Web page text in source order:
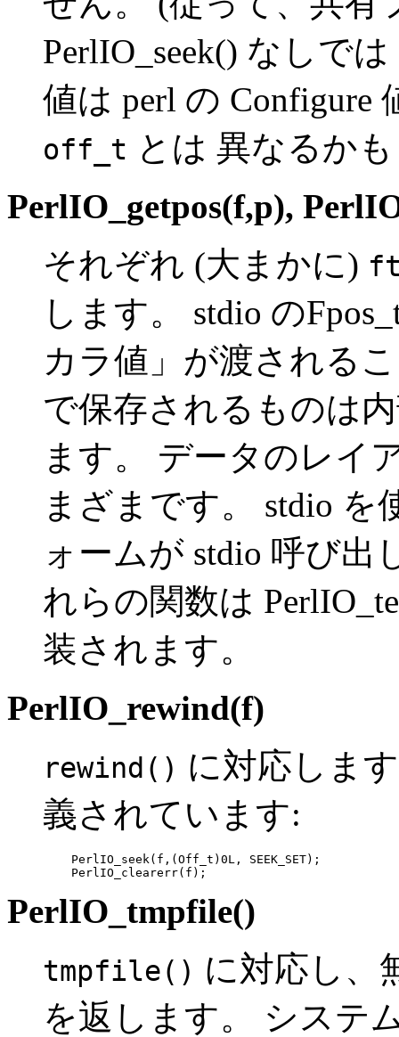
PerlIO_seek() なしで
値は perl の Configure
off_t とは 異なるか
PerlIO_getpos(f,p),
それぞれ (大まかに)
します。 stdio の
カラ値」が渡される
で保存されるものは
ます。 データのレイ
まざまです。 stdio
ォームが stdio 呼び
れらの関数は
装されます。
PerlIO_rewind(f)
rewind() に対応しま
義されています:
    PerlIO_seek(f,(Off_t)0L, SEEK_SET);
    PerlIO_clearerr(f);
PerlIO_tmpfile()
tmpfile() に対応し、
を返します。 システ